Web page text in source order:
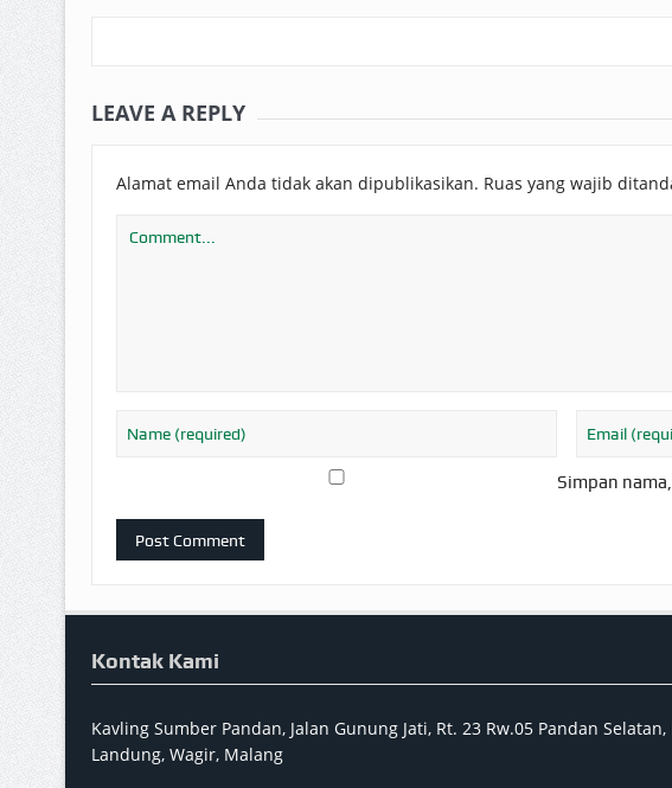
LEAVE A REPLY
Alamat email Anda tidak akan dipublikasikan. Ruas yang wajib
Simpan
Kontak Kami
Kavling Sumber Pandan, Jalan Gunung Jati, Rt. 23 Rw.05 Pandan Selatan,
Landung, Wagir, Malang